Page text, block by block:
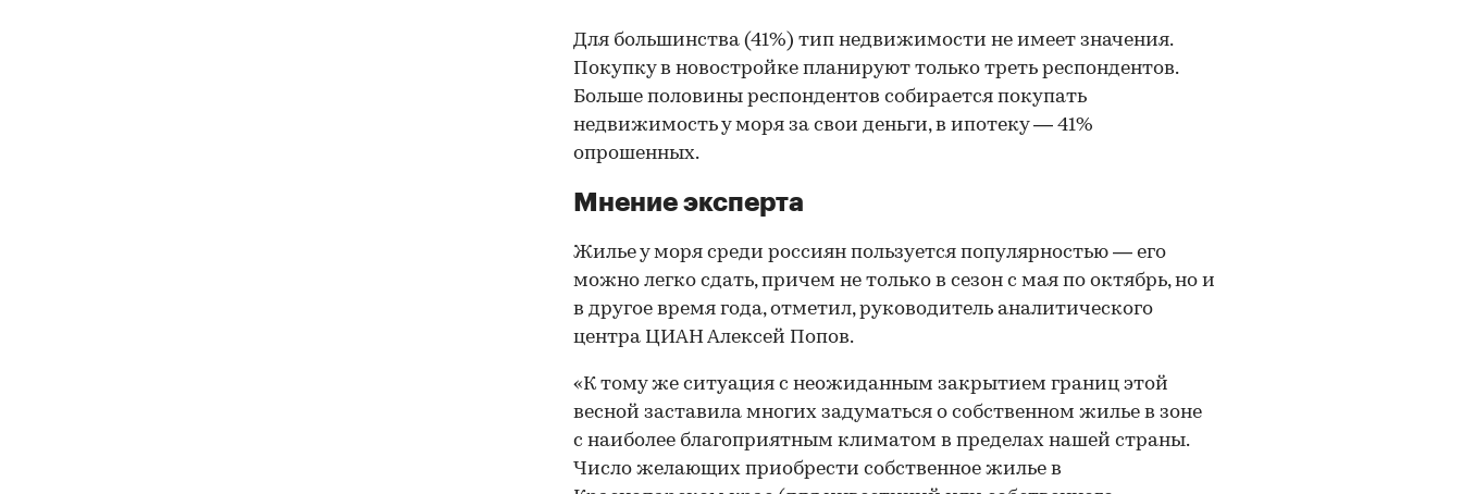
Для большинства (41%) тип недвижимости не имеет значения.
Покупку в новостройке планируют только треть респондентов.
Больше половины респондентов собирается покупать
недвижимость у моря за свои деньги, в ипотеку — 41%
опрошенных.
Мнение эксперта
Жилье у моря среди россиян пользуется популярностью — его
можно легко сдать, причем не только в сезон с мая по октябрь, но и
в другое время года, отметил, руководитель аналитического
центра ЦИАН Алексей Попов.
«К тому же ситуация с неожиданным закрытием границ этой
весной заставила многих задуматься о собственном жилье в зоне
с наиболее благоприятным климатом в пределах нашей страны.
Число желающих приобрести собственное жилье в